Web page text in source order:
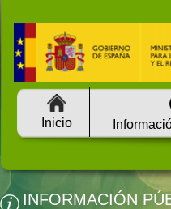
Inicio
INFORMACIÓN